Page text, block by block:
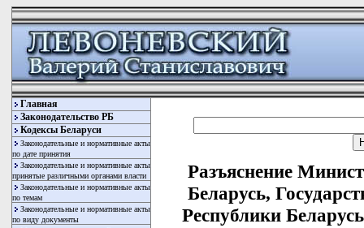
Главная
Законодательство РБ
Кодексы Беларуси
Законодательные и нормативные акты
по дате принятия
Законодательные и нормативные акты
принятые различными органами власти
Законодательные и нормативные акты
по темам
Законодательные и нормативные акты
по виду документы
Разъяснение
Беларусь,
Республики